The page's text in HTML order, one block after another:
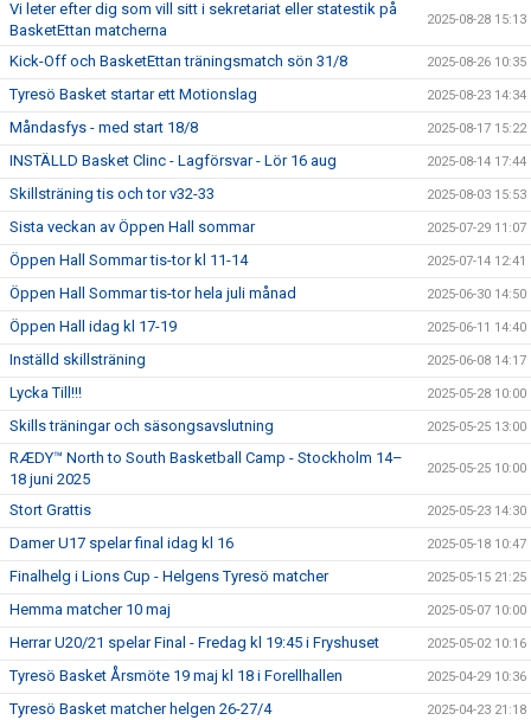
Vi leter efter dig som vill sitt i sekretariat eller statestik på
BasketEttan matcherna
2025-08-28 15:13
Kick-Off och BasketEttan träningsmatch sön 31/8 2025-08-26 10:35
Tyresö Basket startar ett Motionslag 2025-08-23 14:34
Måndasfys - med start 18/8 2025-08-17 15:22
INSTÄLLD Basket Clinc - Lagförsvar - Lör 16 aug 2025-08-14 17:44
Skillsträning tis och tor v32-33 2025-08-03 15:53
Sista veckan av Öppen Hall sommar 2025-07-29 11:07
Öppen Hall Sommar tis-tor kl 11-14 2025-07-14 12:41
Öppen Hall Sommar tis-tor hela juli månad 2025-06-30 14:50
Öppen Hall idag kl 17-19 2025-06-11 14:40
Inställd skillsträning 2025-06-08 14:17
Lycka Till!!! 2025-05-28 10:00
Skills träningar och säsongsavslutning 2025-05-25 13:00
RÆDY™ North to South Basketball Camp - Stockholm 14–
18 juni 2025
2025-05-25 10:00
Stort Grattis 2025-05-23 14:30
Damer U17 spelar final idag kl 16 2025-05-18 10:47
Finalhelg i Lions Cup - Helgens Tyresö matcher 2025-05-15 21:25
Hemma matcher 10 maj 2025-05-07 10:00
Herrar U20/21 spelar Final - Fredag kl 19:45 i Fryshuset 2025-05-02 10:16
Tyresö Basket Årsmöte 19 maj kl 18 i Forellhallen 2025-04-29 10:36
Tyresö Basket matcher helgen 26-27/4 2025-04-23 21:18